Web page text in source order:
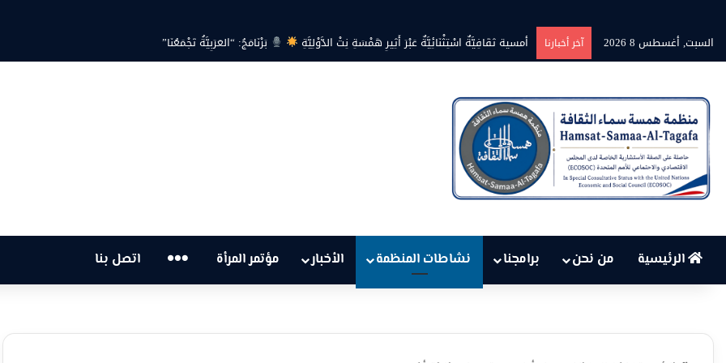
السبت, أغسطس 8 2026
آخر أخبارنا أمسية ثقَافِيَّةٌ اسْتِثْنَائِيَّةٌ عَبْرَ أَثِيرِ هَمْسَةِ نِتْ الدَّوْلِيَّةِ بَرْنَامَجُ: “العَرَبِيَّةُ تَجْمَعُنَا”
الرئيسية من نحن برامجنا نشاطات المنظمة الأخبار مؤتمر المرأة … اتصل بنا